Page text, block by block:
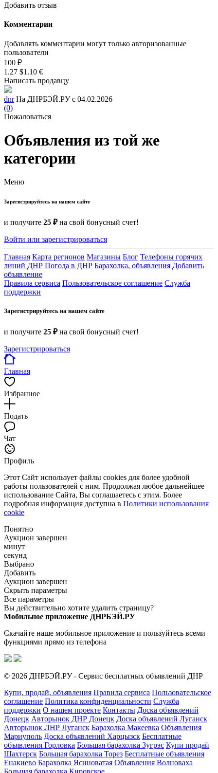
Добавить отзыв
Комментарии
Добавлять комментарии могут только авторизованные
пользователи
100 ₽
1.27 $1.10 €
Написать продавцу
dnr На ДНРБЭЙ.РУ с 04.02.2026
(0)
Пожаловаться
Объявления из той же
категории
Меню
Зарегистрируйтесь на нашем сайте
и получите 25 ₽на свой бонусный счет!
Войти или зарегистрироваться
Главная Карта регионов Магазины Блог Телефоны горячих
линий ДНР Погода в ДНР Барахолка, объявления Добавить
объявление
Правила сервиса Пользовательское соглашение Служба
поддержки
Зарегистрируйтесь на нашем сайте
и получите 25 ₽на свой бонусный счет!
Зарегистрироваться
Главная
Избранное
Подать
Чат
Профиль
Этот Сайт использует файлы cookies для более удобной
работы пользователей с ним. Продолжая любое дальнейшее
использование Сайта, Вы соглашаетесь с этим. Более
подробная информация доступна в Политики использования
cookie
Понятно
Аукцион завершен
минут
секунд
Выбрано
Добавить
Аукцион завершен
Скрыть параметры
Все параметры
Вы действительно хотите удалить страницу?
Мобильное приложение ДНРБЭЙ.РУ
Скачайте наше мобильное приложение и пользуйтесь всеми
функциями прямо из телефона
© 2026 ДНРБЭЙ.РУ - Сервис бесплатных объявлений ДНР
Купи, продай, объявления Правила сервиса Пользовательское
соглашение Политика конфиденциальности Служба
поддержки О нашем проекте Контакты Доска объявлений
Донецк Авторынок ДНР Донецк Доска объявлений Луганск
Авторынок ЛНР Луганск Барахолка Макеевка Объявления
Мариуполь Доска объявлений Харцызск Бесплатные
объявления Горловка Большая барахолка Зугрэс Купи продай
Шахтерск Большая барахолка Торез Бесплатные объявления
Енакиево Барахолка Ясиноватая Объявления Волноваха
Большая барахолка Кировское